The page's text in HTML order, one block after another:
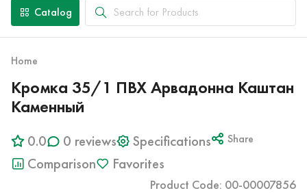
Payment and Delivery
Catalog
Home
Кромка 35/1 ПВХ Арвадонна Каштан
Каменный
0.0 0 reviews Specifications Share
Comparison Favorites
Product Code: 00-00007856